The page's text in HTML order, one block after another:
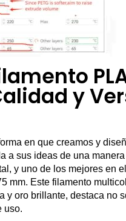
y
en que creamos y
a sus ideas de una
y uno de los mejores en
mm. Este filamento
y oro brillante, destaca no
uso.